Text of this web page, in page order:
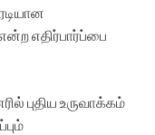
எதிர்பார்ப்பை
புதிய உருவாக்கம்